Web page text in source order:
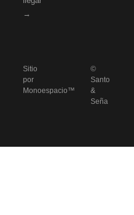
→
Sitio
por
Monoespacio™
©
Santo
&
Seña